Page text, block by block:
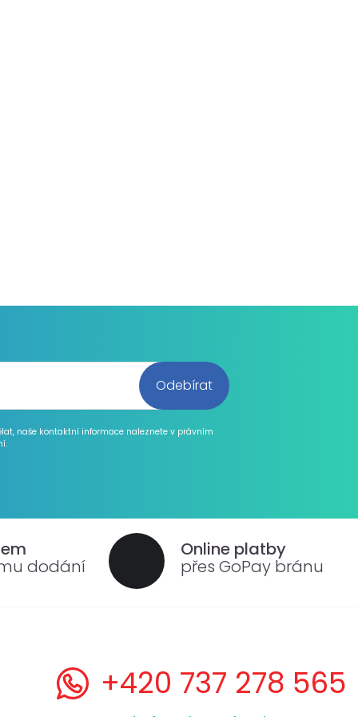
naše kontaktní informace naleznete v právním
dodání
Online platby
přes GoPay bránu
+420 737 278 565